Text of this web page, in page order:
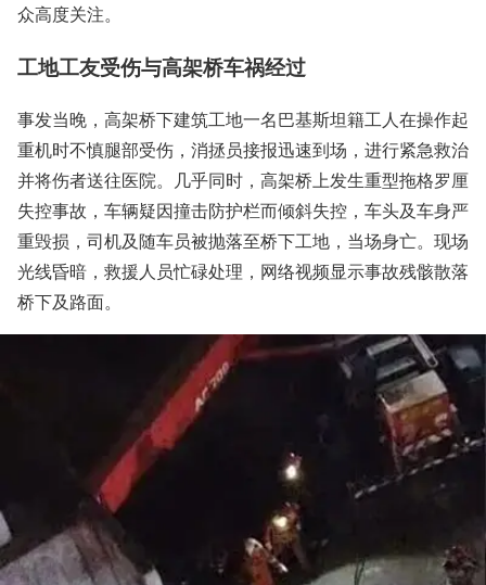
众高度关注。
工地工友受伤与高架桥车祸经过
事发当晚，高架桥下建筑工地一名巴基斯坦籍工人在操作起
重机时不慎腿部受伤，消拯员接报迅速到场，进行紧急救治
并将伤者送往医院。几乎同时，高架桥上发生重型拖格罗厘
失控事故，车辆疑因撞击防护栏而倾斜失控，车头及车身严
重毁损，司机及随车员被抛落至桥下工地，当场身亡。现场
光线昏暗，救援人员忙碌处理，网络视频显示事故残骸散落
桥下及路面。